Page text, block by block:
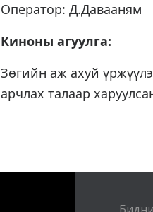
Оператор: Д.Давааням
Киноны агуулга:
Зөгийн аж ахуй
арчлах талаар